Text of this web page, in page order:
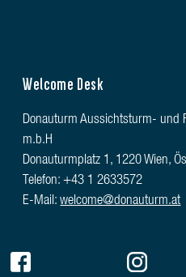
Welcome Desk
Donauturm Aussichtsturm- und
m.b.H
Donauturmplatz 1, 1220 Wien,
Telefon: +43 1 2633572
E-Mail:welcome@donauturm.at